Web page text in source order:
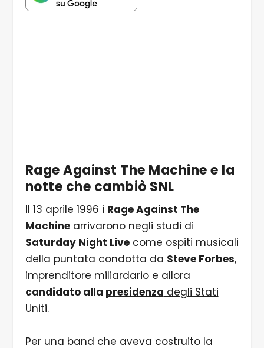
Rage Against The Machinee la
notte che cambiò SNL
Il 13 aprile 1996 i Rage Against The
Machinearrivarono negli studi di
Saturday Night Livecome ospiti musicali
della puntata condotta da Steve Forbes,
imprenditore miliardario e allora
candidato alla presidenza degli Stati
Uniti.
Per una band che aveva costruito la